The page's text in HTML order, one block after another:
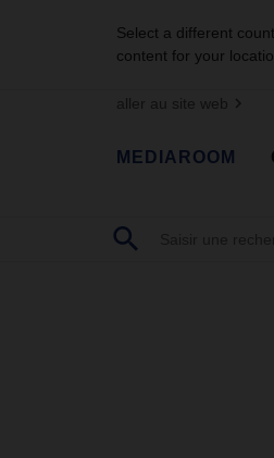
Select a different
content for your
aller au site web
MEDIAROOM